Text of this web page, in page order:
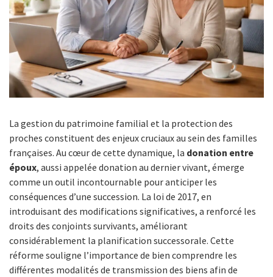
La gestion du patrimoine familial et la protection des
proches constituent des enjeux cruciaux au sein des familles
françaises. Au cœur de cette dynamique, la donation entre
époux, aussi appelée donation au dernier vivant, émerge
comme un outil incontournable pour anticiper les
conséquences d’une succession. La loi de 2017, en
introduisant des modifications significatives, a renforcé les
droits des conjoints survivants, améliorant
considérablement la planification successorale. Cette
réforme souligne l’importance de bien comprendre les
différentes modalités de transmission des biens afin de